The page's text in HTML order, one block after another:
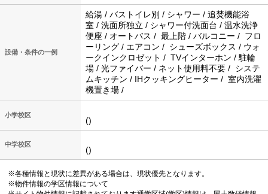
設備・条件の一例
給湯 / バストイレ別 / シャワー / 追焚機能浴
室 / 洗面所独立 / シャワー付洗面台 / 温水洗浄
便座 / オートバス / 最上階 / バルコニー / フロ
ーリング / エアコン / シューズボックス / ウォ
ークインクロゼット / TVインターホン / 駐輪
場 / 光ファイバー / ネット使用料不要 / システ
ムキッチン / IHクッキングヒーター / 室内洗濯
機置き場 /
小学校区
()
中学校区
()
※各種情報と現状に差異がある場合は、現状優先となります。
※物件情報の学区情報について